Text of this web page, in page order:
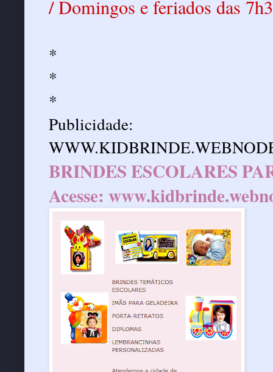
/ Domingos e feriados das
*
*
*
Publicidade:
BRINDES ESCOLARES
Acesse: